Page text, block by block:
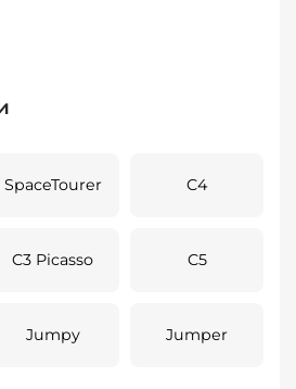
SpaceTourer C4
C3 Picasso C5
Jumpy Jumper